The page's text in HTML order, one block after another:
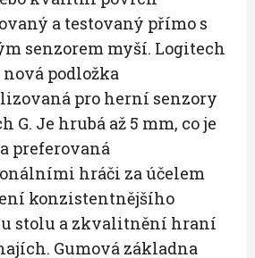
a testovaný přímo s
senzorem myší. Logitech
nová podložka
pro herní senzory
G. Je hrubá až 5 mm, co je
preferovaná
hráči za účelem
konzistentnějšího
stolu a zkvalitnění hraní
Gumová základna